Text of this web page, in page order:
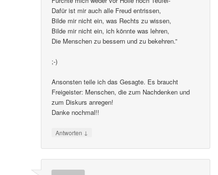
Dafür ist mir auch alle Freud entrissen,
Bilde mir nicht ein, was Rechts zu wissen,
Bilde mir nicht ein, ich könnte was lehren,
Die Menschen zu bessern und zu bekehren.”
;-)
Ansonsten teile ich das Gesagte. Es braucht
Freigeister: Menschen, die zum Nachdenken und
zum Diskurs anregen!
Danke nochmal!!
Antworten ↓